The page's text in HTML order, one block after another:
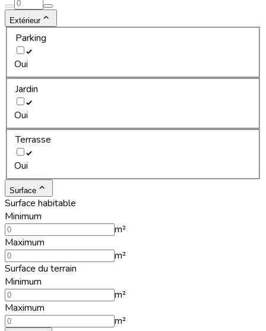
Extérieur
Parking
Oui
Jardin
Oui
Terrasse
Oui
Surface
Surface habitable
Minimum
m²
Maximum
m²
Surface du terrain
Minimum
m²
Maximum
m²